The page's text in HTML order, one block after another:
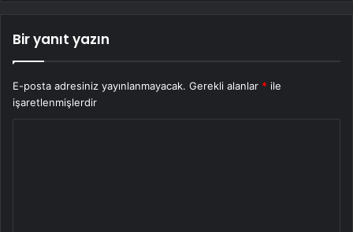
Bir yanıt yazın
E-posta adresiniz yayınlanmayacak. Gerekli alanlar * ile
işaretlenmişlerdir